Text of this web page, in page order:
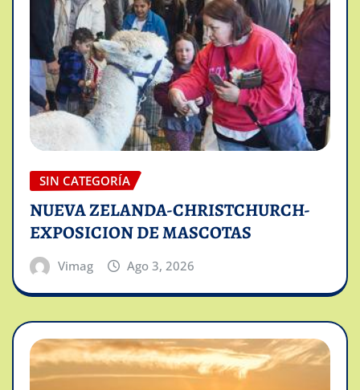
SIN CATEGORÍA
NUEVA ZELANDA-CHRISTCHURCH-
EXPOSICION DE MASCOTAS
Vimag Ago 3, 2026